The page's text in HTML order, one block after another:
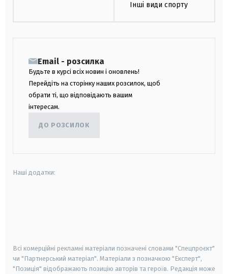
Інші види спорту
Email - розсилка
Будьте в курсі всіх новин і оновлень!
Перейдіть на сторінку наших розсилок, щоб
обрати ті, що відповідають вашим
інтересам.
ДО РОЗСИЛОК
Наші додатки:
Всі комерційні рекламні матеріали позначені словами "Спецпроєкт"
чи "Партнерський матеріал". Матеріали з позначкою "Експерт",
"Позиція" відображають позицію авторів та героїв. Редакція може